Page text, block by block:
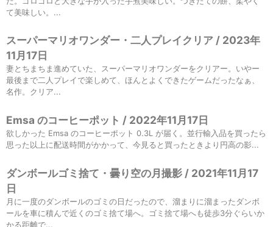
て美味しい。...
スーパーマリオワンダー・二人プレイクリア / 2023年
11月17日
妻とちまちま進めていた、スーパーマリオワンダーをクリアー。いやー
最後まで二人プレイで楽しめて、ほんとよくできたゲームだったなぁ、
名作。クリア...
Emsa のコーヒーポット / 2022年11月17日
欲しかった Emsa のコーヒーポット 0.3L が届く。並行輸入品を買ったら
思った以上に配送時間がかかって、今見ると買ったときより円高の影...
ダンボールゴミ捨て・曇り空の月撮影 / 2021年11月17
日
月に一度のダンボールのゴミの日だったので、溜まりに溜まったダンボ
ールを車に積んで近くのゴミ捨て場へ。ゴミ捨て場へも徒歩3分ぐらいか
かる距離で...